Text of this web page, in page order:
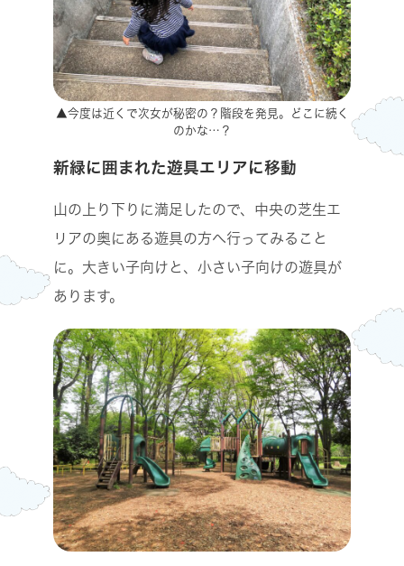
▲今度は近くで次女が秘密の？階段を発見。どこに続く
のかな…？
新緑に囲まれた遊具エリアに移動
山の上り下りに満足したので、中央の芝生エ
リアの奥にある遊具の方へ行ってみること
に。大きい子向けと、小さい子向けの遊具が
あります。